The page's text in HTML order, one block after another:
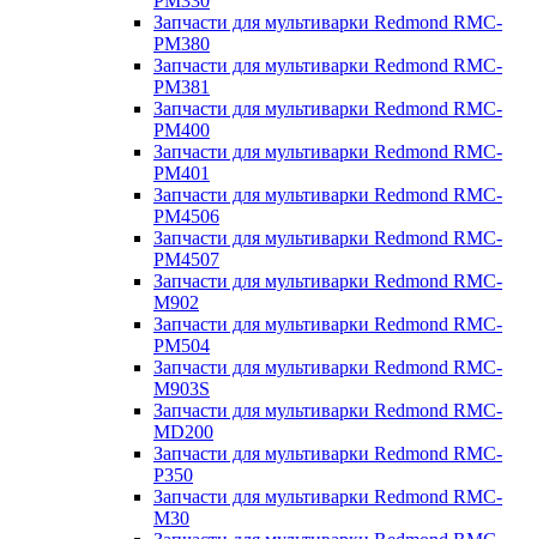
Запчасти для мультиварки Redmond RMC-
PM380
Запчасти для мультиварки Redmond RMC-
PM381
Запчасти для мультиварки Redmond RMC-
PM400
Запчасти для мультиварки Redmond RMC-
PM401
Запчасти для мультиварки Redmond RMC-
PM4506
Запчасти для мультиварки Redmond RMC-
PM4507
Запчасти для мультиварки Redmond RMC-
M902
Запчасти для мультиварки Redmond RMC-
PM504
Запчасти для мультиварки Redmond RMC-
M903S
Запчасти для мультиварки Redmond RMC-
MD200
Запчасти для мультиварки Redmond RMC-
P350
Запчасти для мультиварки Redmond RMC-
M30